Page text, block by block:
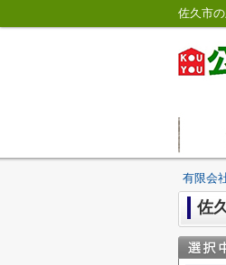
佐久市
有限会
佐